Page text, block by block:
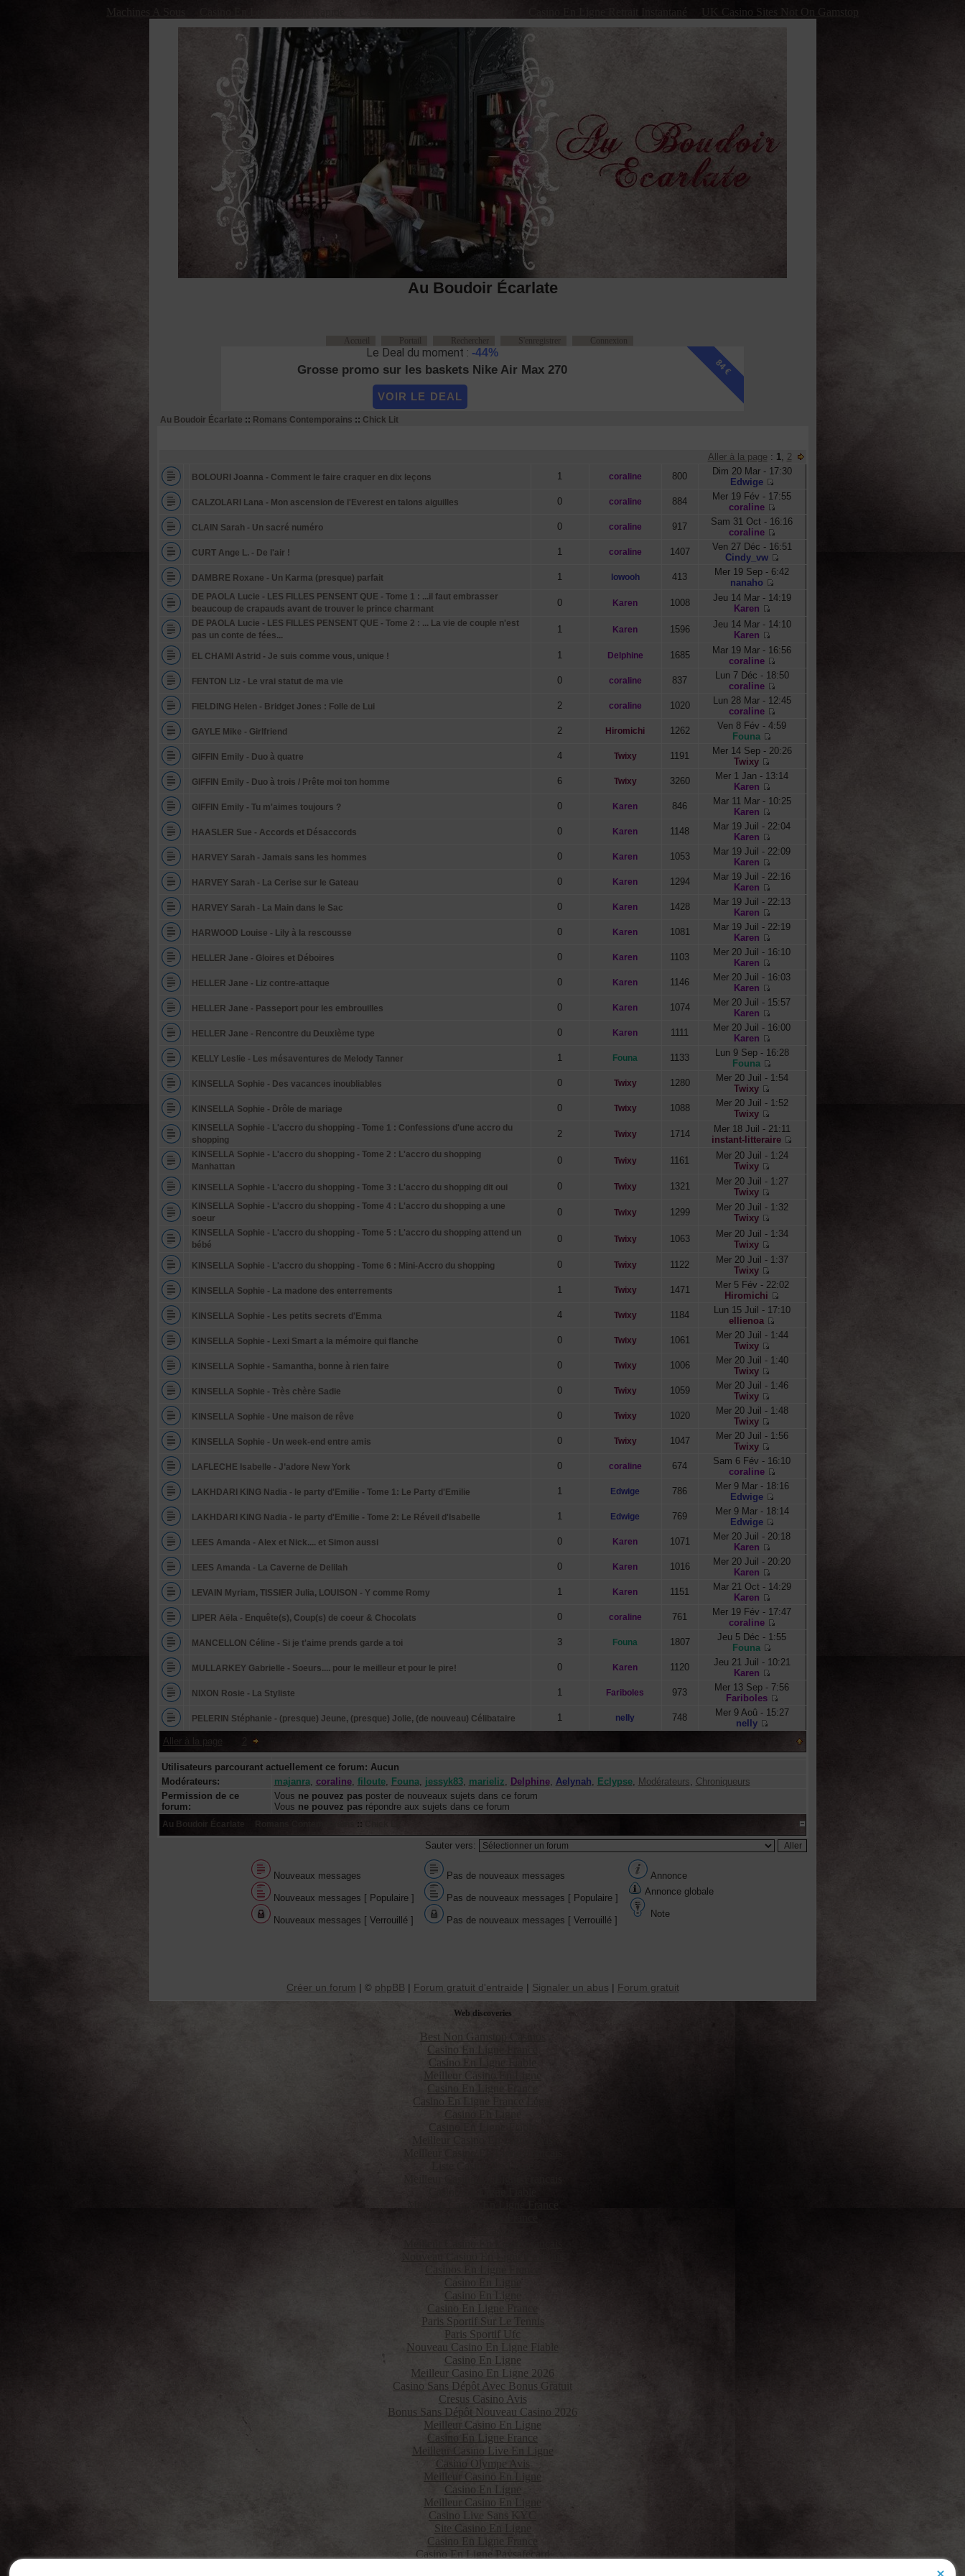
Machines A Sous Casino En Ligne Retrait Instantané UK Casino Sites Not On Gamstop
Au Boudoir Écarlate
Accueil Portail Rechercher S'enregistrer Connexion
Le Deal du moment :
NIKE : -20% supplémentaires sur les articles ...
VOIR LE DEAL
Le Deal du moment : -44%
Grosse promo sur les baskets Nike Air Max 270
VOIR LE DEAL
84 €
Au Boudoir Écarlate :: Romans Contemporains :: Chick Lit
Aller à la page : 1, 2
BOLOURI Joanna - Comment le faire craquer en dix leçons 1 coraline 800
Dim 20 Mar - 17:30
Edwige
CALZOLARI Lana - Mon ascension de l'Everest en talons aiguilles 0 coraline 884
Mer 19 Fév - 17:55
coraline
CLAIN Sarah - Un sacré numéro 0 coraline 917
Sam 31 Oct - 16:16
coraline
CURT Ange L. - De l'air ! 1 coraline 1407
Ven 27 Déc - 16:51
Cindy_vw
DAMBRE Roxane - Un Karma (presque) parfait 1 lowooh 413
Mer 19 Sep - 6:42
nanaho
DE PAOLA Lucie - LES FILLES PENSENT QUE - Tome 1 : ...il faut embrasser
beaucoup de crapauds avant de trouver le prince charmant
0 Karen 1008
Jeu 14 Mar - 14:19
Karen
DE PAOLA Lucie - LES FILLES PENSENT QUE - Tome 2 : ... La vie de couple n'est
pas un conte de fées...
1 Karen 1596
Jeu 14 Mar - 14:10
Karen
EL CHAMI Astrid - Je suis comme vous, unique ! 1 Delphine 1685
Mar 19 Mar - 16:56
coraline
FENTON Liz - Le vrai statut de ma vie 0 coraline 837
Lun 7 Déc - 18:50
coraline
FIELDING Helen - Bridget Jones : Folle de Lui 2 coraline 1020
Lun 28 Mar - 12:45
coraline
GAYLE Mike - Girlfriend 2 Hiromichi 1262
Ven 8 Fév - 4:59
Founa
GIFFIN Emily - Duo à quatre 4 Twixy 1191
Mer 14 Sep - 20:26
Twixy
GIFFIN Emily - Duo à trois / Prête moi ton homme 6 Twixy 3260
Mer 1 Jan - 13:14
Karen
GIFFIN Emily - Tu m'aimes toujours ? 0 Karen 846
Mar 11 Mar - 10:25
Karen
HAASLER Sue - Accords et Désaccords 0 Karen 1148
Mar 19 Juil - 22:04
Karen
HARVEY Sarah - Jamais sans les hommes 0 Karen 1053
Mar 19 Juil - 22:09
Karen
HARVEY Sarah - La Cerise sur le Gateau 0 Karen 1294
Mar 19 Juil - 22:16
Karen
HARVEY Sarah - La Main dans le Sac 0 Karen 1428
Mar 19 Juil - 22:13
Karen
HARWOOD Louise - Lily à la rescousse 0 Karen 1081
Mar 19 Juil - 22:19
Karen
HELLER Jane - Gloires et Déboires 0 Karen 1103
Mer 20 Juil - 16:10
Karen
HELLER Jane - Liz contre-attaque 0 Karen 1146
Mer 20 Juil - 16:03
Karen
HELLER Jane - Passeport pour les embrouilles 0 Karen 1074
Mer 20 Juil - 15:57
Karen
HELLER Jane - Rencontre du Deuxième type 0 Karen 1111
Mer 20 Juil - 16:00
Karen
KELLY Leslie - Les mésaventures de Melody Tanner 1 Founa 1133
Lun 9 Sep - 16:28
Founa
KINSELLA Sophie - Des vacances inoubliables 0 Twixy 1280
Mer 20 Juil - 1:54
Twixy
KINSELLA Sophie - Drôle de mariage 0 Twixy 1088
Mer 20 Juil - 1:52
Twixy
KINSELLA Sophie - L'accro du shopping - Tome 1 : Confessions d'une accro du
shopping
2 Twixy 1714
Mer 18 Juil - 21:11
instant-litteraire
KINSELLA Sophie - L'accro du shopping - Tome 2 : L'accro du shopping
Manhattan
0 Twixy 1161
Mer 20 Juil - 1:24
Twixy
KINSELLA Sophie - L'accro du shopping - Tome 3 : L'accro du shopping dit oui 0 Twixy 1321
Mer 20 Juil - 1:27
Twixy
KINSELLA Sophie - L'accro du shopping - Tome 4 : L'accro du shopping a une
soeur
0 Twixy 1299
Mer 20 Juil - 1:32
Twixy
KINSELLA Sophie - L'accro du shopping - Tome 5 : L'accro du shopping attend un
bébé
0 Twixy 1063
Mer 20 Juil - 1:34
Twixy
KINSELLA Sophie - L'accro du shopping - Tome 6 : Mini-Accro du shopping 0 Twixy 1122
Mer 20 Juil - 1:37
Twixy
KINSELLA Sophie - La madone des enterrements 1 Twixy 1471
Mer 5 Fév - 22:02
Hiromichi
KINSELLA Sophie - Les petits secrets d'Emma 4 Twixy 1184
Lun 15 Juil - 17:10
ellienoa
KINSELLA Sophie - Lexi Smart a la mémoire qui flanche 0 Twixy 1061
Mer 20 Juil - 1:44
Twixy
KINSELLA Sophie - Samantha, bonne à rien faire 0 Twixy 1006
Mer 20 Juil - 1:40
Twixy
KINSELLA Sophie - Très chère Sadie 0 Twixy 1059
Mer 20 Juil - 1:46
Twixy
KINSELLA Sophie - Une maison de rêve 0 Twixy 1020
Mer 20 Juil - 1:48
Twixy
KINSELLA Sophie - Un week-end entre amis 0 Twixy 1047
Mer 20 Juil - 1:56
Twixy
LAFLECHE Isabelle - J’adore New York 0 coraline 674
Sam 6 Fév - 16:10
coraline
LAKHDARI KING Nadia - le party d'Emilie - Tome 1: Le Party d'Emilie 1 Edwige 786
Mer 9 Mar - 18:16
Edwige
LAKHDARI KING Nadia - le party d'Emilie - Tome 2: Le Réveil d'Isabelle 1 Edwige 769
Mer 9 Mar - 18:14
Edwige
LEES Amanda - Alex et Nick.... et Simon aussi 0 Karen 1071
Mer 20 Juil - 20:18
Karen
LEES Amanda - La Caverne de Delilah 0 Karen 1016
Mer 20 Juil - 20:20
Karen
LEVAIN Myriam, TISSIER Julia, LOUISON - Y comme Romy 1 Karen 1151
Mar 21 Oct - 14:29
Karen
LIPER Aëla - Enquête(s), Coup(s) de coeur & Chocolats 0 coraline 761
Mer 19 Fév - 17:47
coraline
MANCELLON Céline - Si je t'aime prends garde a toi 3 Founa 1807
Jeu 5 Déc - 1:55
Founa
MULLARKEY Gabrielle - Soeurs.... pour le meilleur et pour le pire! 0 Karen 1120
Jeu 21 Juil - 10:21
Karen
NIXON Rosie - La Styliste 1 Fariboles 973
Mer 13 Sep - 7:56
Fariboles
PELERIN Stéphanie - (presque) Jeune, (presque) Jolie, (de nouveau) Célibataire 1 neIIy 748
Mer 9 Aoû - 15:27
neIIy
Aller à la page
Utilisateurs parcourant actuellement ce forum: Aucun
Modérateurs:
majanra, coraline, filoute, Founa, jessyk83, marieliz, Delphine, Aelynah, Eclypse, Modérateurs, Chroniqueurs
Permission de ce
forum:
Vous ne pouvez pasposter de nouveaux sujets dans ce forum
Vous ne pouvez pasrépondre aux sujets dans ce forum
Au Boudoir Écarlate ::
Sauter vers:
Nouveaux messages
Nouveaux messages [ Populaire ]
Nouveaux messages [ Verrouillé ]
Pas de nouveaux messages
Pas de nouveaux messages [ Populaire ]
Pas de nouveaux messages [ Verrouillé ]
Annonce
Annonce globale
Note
Créer un forum | © phpBB | Forum gratuit d'entraide | Signaler un abus | Forum gratuit
Web discoveries
Best Non Gamstop Casinos
Casino En Ligne France
Casino En Ligne Fiable
Meilleur Casino En Ligne
Casino En Ligne France
Casino En Ligne France Légal
Casino En Ligne
Casino En Ligne France
Paris Sportif Sur Le Tennis
Paris Sportif Ufc
Nouveau Casino En Ligne Fiable
Casino En Ligne
Meilleur Casino En Ligne 2026
Casino Sans Dépôt Avec Bonus Gratuit
Cresus Casino Avis
Bonus Sans Dépôt Nouveau Casino 2026
Meilleur Casino En Ligne
Casino En Ligne France
Meilleur Casino Live En Ligne
Casino Olympe Avis
Meilleur Casino En Ligne
Casino En Ligne
Meilleur Casino En Ligne
Casino Live Sans KYC
Site Casino En Ligne
Casino En Ligne France
Casino En Ligne Paysafecard